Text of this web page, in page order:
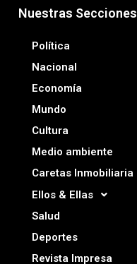
Nuestras Secciones
Política
Nacional
Economía
Mundo
Cultura
Medio ambiente
Caretas Inmobiliaria
Ellos & Ellas
Salud
Deportes
Revista Impresa